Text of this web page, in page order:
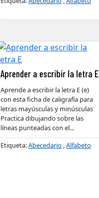
Aprender a escribir la letra E
Aprende a escribir la letra E (e)
con esta ficha de caligrafía para
letras mayúsculas y minúsculas
Practica dibujando sobre las
líneas punteadas con el...
Etiqueta:Abecedario ,Alfabeto